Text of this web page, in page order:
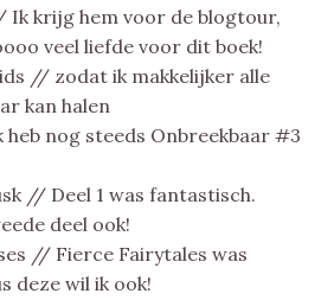
Ik krijg hem voor de blogtour,
veel liefde voor dit boek!
// zodat ik makkelijker alle
kan halen
nog steeds Onbreekbaar #3
// Deel 1 was fantastisch.
deel ook!
// Fierce Fairytales was
deze wil ik ook!